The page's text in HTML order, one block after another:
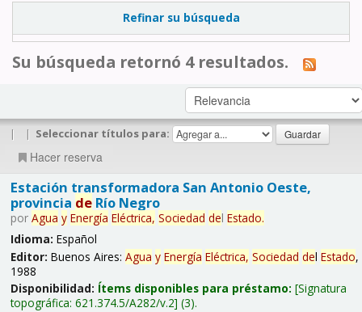
Refinar su búsqueda
Su búsqueda retornó 4 resultados.
| | Seleccionar títulos para:
Hacer reserva
Estación transformadora San Antonio Oeste,
provincia deRío Negro
por Agua y Energía Eléctrica, Sociedad del Estado.
Idioma: Español
Editor: Buenos Aires: Agua y Energía Eléctrica, Sociedad del Estado,
1988
Disponibilidad: Ítems disponibles para préstamo: Signatura
topográfica: 621.374.5/A282/v.2 (3).